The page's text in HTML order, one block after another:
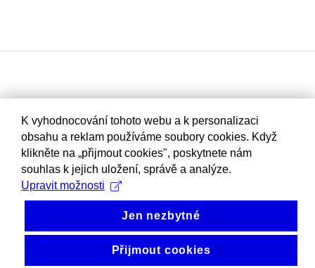
K vyhodnocování tohoto webu a k personalizaci
obsahu a reklam používáme soubory cookies. Když
klikněte na „přijmout cookies", poskytnete nám
souhlas k jejich uložení, správě a analýze.
Upravit možnosti
Jen nezbytné
Přijmout cookies